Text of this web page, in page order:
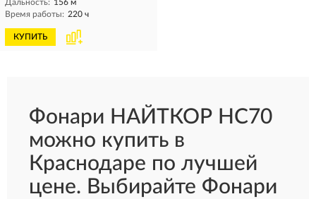
Дальность: 156 м
Время работы: 220 ч
КУПИТЬ
Фонари НАЙТКОР HC70
можно купить в
Краснодаре по лучшей
цене. Выбирайте Фонари